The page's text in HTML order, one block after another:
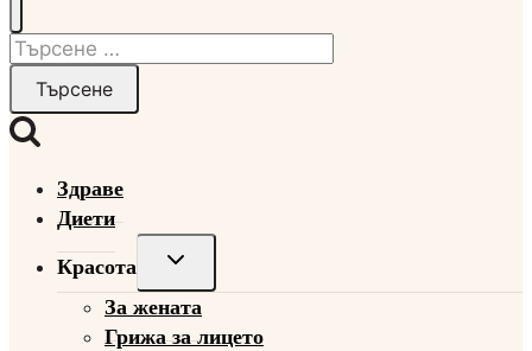
Търсене
Здраве
Диети
Красота
Toggle
child
menu
За жената
Грижа за лицето